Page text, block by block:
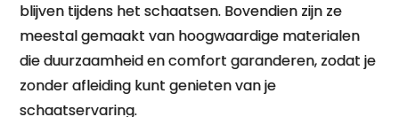
blijven tijdens het schaatsen. Bovendien zijn ze
meestal gemaakt van hoogwaardige materialen
die duurzaamheid en comfort garanderen, zodat je
zonder afleiding kunt genieten van je
schaatservaring.